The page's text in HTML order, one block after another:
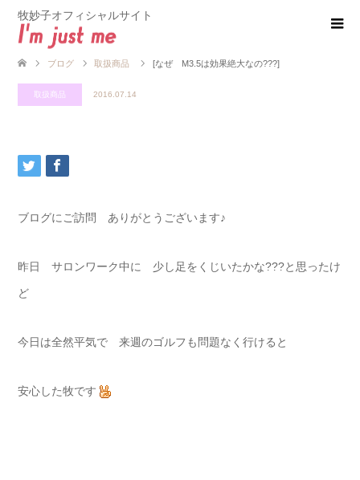
牧妙子オフィシャルサイト
ブログ 取扱商品 [なぜ M3.5は効果絶大なの???]
取扱商品 2016.07.14
ブログにご訪問 ありがとうございます♪
昨日 サロンワーク中に 少し足をくじいたかな???と思ったけ
ど
今日は全然平気で 来週のゴルフも問題なく行けると
安心した牧です